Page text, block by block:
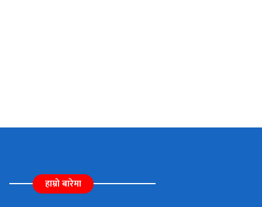
हाम्रो बारेमा